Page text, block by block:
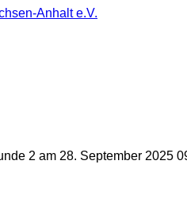
2 am 28. September 2025